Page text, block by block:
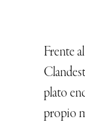
Frente
plato
propio